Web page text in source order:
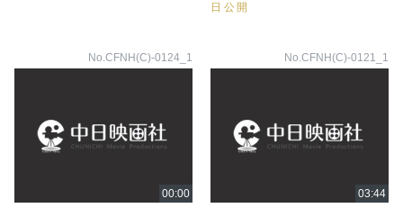
日公開
No.CFNH(C)-0124_1 No.CFNH(C)-0121_1